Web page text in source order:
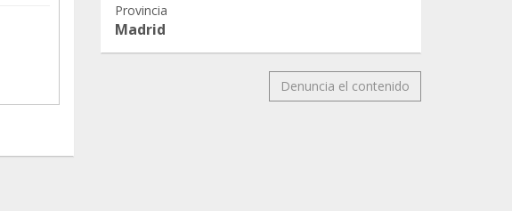
Provincia
Madrid
Denuncia el contenido